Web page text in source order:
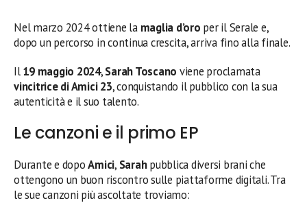
Nel marzo 2024 ottiene la maglia d’oro per il Serale e,
dopo un percorso in continua crescita, arriva fino alla finale.
Il19 maggio 2024,Sarah Toscano viene proclamata
vincitrice di Amici 23, conquistando il pubblico con la sua
autenticità e il suo talento.
Le canzoni e il primo EP
Durante e dopoAmici, Sarahpubblica diversi brani che
ottengono un buon riscontro sulle piattaforme digitali. Tra
le sue canzoni più ascoltate troviamo: